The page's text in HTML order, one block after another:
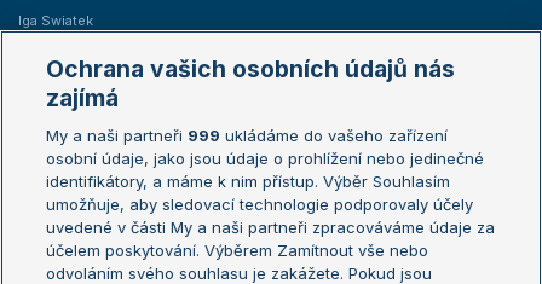
Iga Swiatek
Žebříčky
Žebříček ATP (muži)
Žebříček WTA (ženy)
Sázkařský žebříček
Australian Open
French Open
Wimbledon
US Open
Turnaj mistrů
Ochrana vašich osobních údajů nás
zajímá
My a naši partneři 999 ukládáme do vašeho zařízení
osobní údaje, jako jsou údaje o prohlížení nebo jedinečné
identifikátory, a máme k nim přístup. Výběr Souhlasím
umožňuje, aby sledovací technologie podporovaly účely
uvedené v části My a naši partneři zpracováváme údaje za
účelem poskytování. Výběrem Zamítnout vše nebo
odvoláním svého souhlasu je zakážete. Pokud jsou